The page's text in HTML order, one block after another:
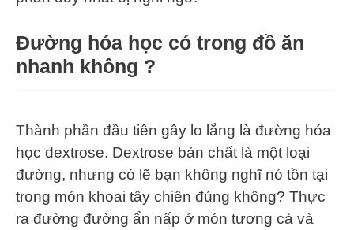
Đường hóa học có trong đồ ăn
nhanh không ?
Thành phần đầu tiên gây lo lắng là đường hóa
học dextrose. Dextrose bản chất là một loại
đường, nhưng có lẽ bạn không nghĩ nó tồn tại
trong món khoai tây chiên đúng không? Thực
ra đường đường ẩn nấp ở món tương cà và